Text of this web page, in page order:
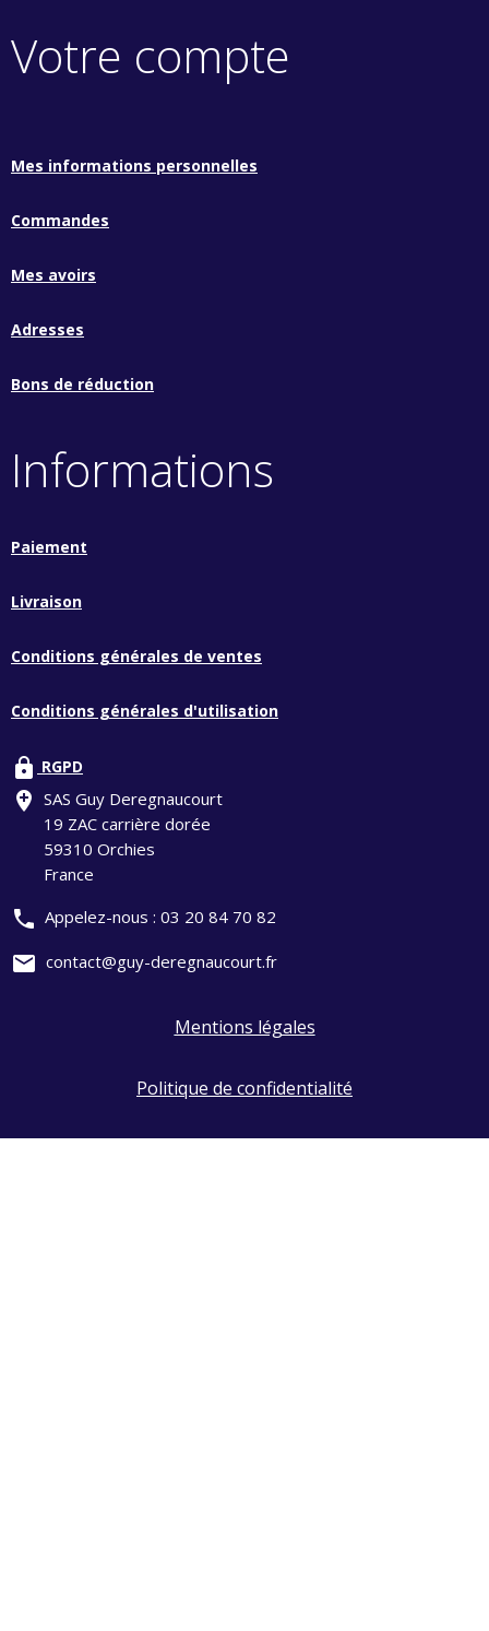
Votre compte
Mes informations personnelles
Commandes
Mes avoirs
Adresses
Bons de réduction
Informations
Paiement
Livraison
Conditions générales de ventes
Conditions générales d'utilisation
lock RGPD
add_location SAS Guy Deregnaucourt
19 ZAC carrière dorée
59310 Orchies
France
phone Appelez-nous : 03 20 84 70 82
mail contact@guy-deregnaucourt.fr
Mentions légales
Politique de confidentialité